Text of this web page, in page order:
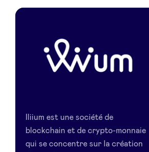
Iliium est une société de
blockchain et de crypto-monnaie
qui se concentre sur la création